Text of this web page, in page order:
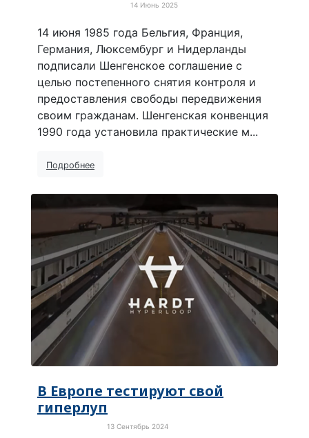
14 Июнь 2025
14 июня 1985 года Бельгия, Франция,
Германия, Люксембург и Нидерланды
подписали Шенгенское соглашение с
целью постепенного снятия контроля и
предоставления свободы передвижения
своим гражданам. Шенгенская конвенция
1990 года установила практические м...
Подробнее
В Европе тестируют свой
гиперлуп
13 Сентябрь 2024